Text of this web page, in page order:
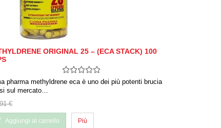
ORIGINAL 25 – (ECA STACK) 100
pharma methyldrene eca è uno dei più potenti brucia
sul mercato…
€
Aggiungi al carrello Più